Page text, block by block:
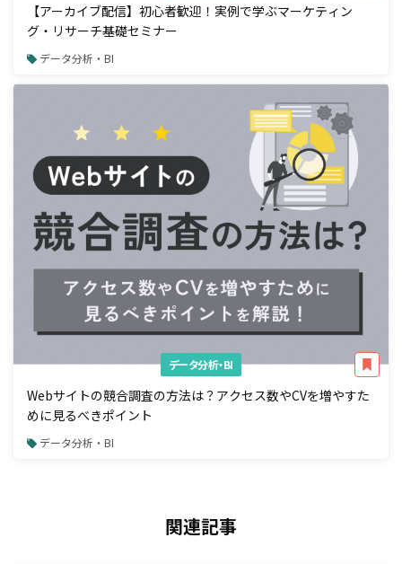
【アーカイブ配信】初心者歓迎！実例で学ぶマーケティン
グ・リサーチ基礎セミナー
データ分析・BI
データ分析・BI
Webサイトの競合調査の方法は？アクセス数やCVを増やすた
めに見るべきポイント
データ分析・BI
関連記事